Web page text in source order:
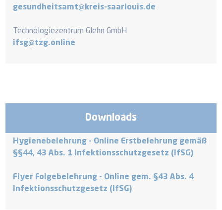
gesundheitsamt@kreis-saarlouis.de
Technologiezentrum Glehn GmbH
ifsg@tzg.online
Downloads
Hygienebelehrung - Online Erstbelehrung gemäß
§§44, 43 Abs. 1 Infektionsschutzgesetz (lfSG)
Flyer Folgebelehrung - Online gem. §43 Abs. 4
Infektionsschutzgesetz (lfSG)